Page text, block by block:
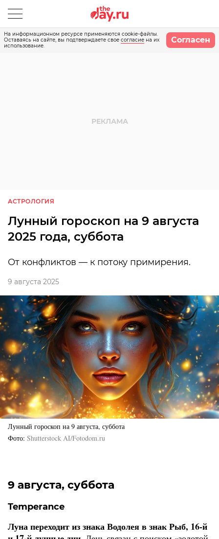
На информационном ресурсе применяются cookie-файлы.
Оставаясь на сайте, вы подтверждаете свое согласие на их
использование.
Согласен
АСТРОЛОГИЯ
Лунный гороскоп на 9 августа
2025 года, суббота
От конфликтов — к потоку примирения.
9 августа 2025
Лунный гороскоп на 9 августа, суббота
Фото Shutterstock AI/Fotodom.ru
9 августа, суббота
Temperance
Луна переходит из знака Водолея в знак Рыб, 16-й